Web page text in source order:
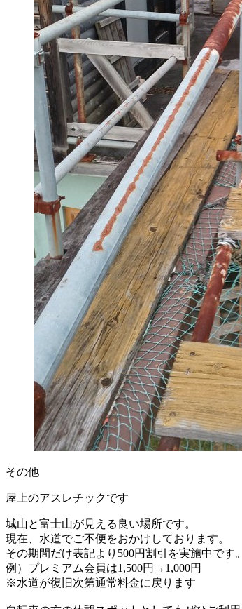
その他
屋上のアスレチックです
城山と富士山が見える良い場所です。
現在、水道でご不便をおかけしております。
その期間だけ表記より500円割引を実施中です。
例）プレミアム会員は1,500円→1,000円
※水道が復旧次第通常料金に戻ります